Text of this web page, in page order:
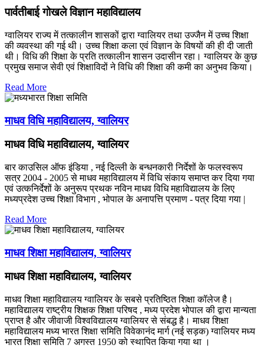
पार्वतीबाई गोखले विज्ञान महाविद्यालय
ग्वालियर राज्य में तत्कालीन शासकों द्वारा ग्वालियर तथा उज्जैन में उच्च शिक्षा
की व्यवस्था की गई थी। उच्च शिक्षा कला एवं विज्ञान के विषयों की ही दी जाती
थी। विधि की शिक्षा के प्रति तत्कालीन शासन उदासीन रहा। ग्वालियर के कुछ
प्रमुख समाज सेवी एवं शिक्षाविदों ने विधि की शिक्षा की कमी का अनुभव किया।
Read More
माधव विधि महाविद्यालय, ग्वालियर
माधव विधि महाविद्यालय, ग्वालियर
बार काउसिल ऑफ इंडिया , नई दिल्ली के बन्धनकारी निर्देशों के फलस्वरूप
सत्र 2004 - 2005 से माधव महाविद्यालय में विधि संकाय समाप्त कर दिया गया
एवं उत्कनिर्देशों के अनुरूप प्रथक नविन माधव विधि महाविद्यालय के लिए
मध्यप्रदेश उच्च शिक्षा विभाग , भोपाल के अनापत्ति प्रमाण - पत्र दिया गया |
Read More
माधव शिक्षा महाविद्यालय, ग्वालियर
माधव शिक्षा महाविद्यालय, ग्वालियर
माधव शिक्षा महाविद्यालय ग्वालियर के सबसे प्रतिष्ठित शिक्षा कॉलेज है।
महाविद्यालय राष्ट्रीय शिक्षक शिक्षा परिषद , मध्य प्रदेश भोपाल की द्वारा मान्यता
प्राप्त है और जीवाजी विश्वविद्यालय ग्वालियर से संबद्ध है। माधव शिक्षा
महाविद्यालय मध्य भारत शिक्षा समिति विवेकानंद मार्ग (नई सड़क) ग्वालियर मध्य
भारत शिक्षा समिति 7 अगस्त 1950 को स्थापित किया गया था ।